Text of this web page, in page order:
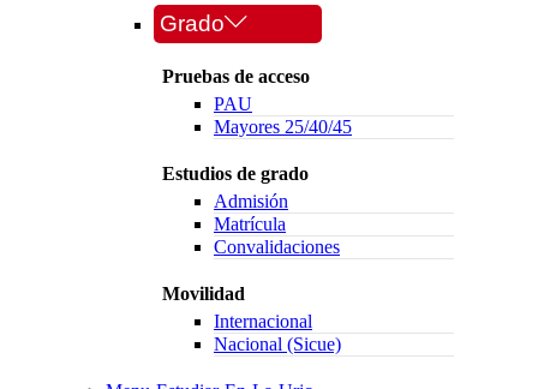
Grado
Pruebas de acceso
PAU
Mayores 25/40/45
Estudios de grado
Admisión
Matrícula
Convalidaciones
Movilidad
Internacional
Nacional (Sicue)